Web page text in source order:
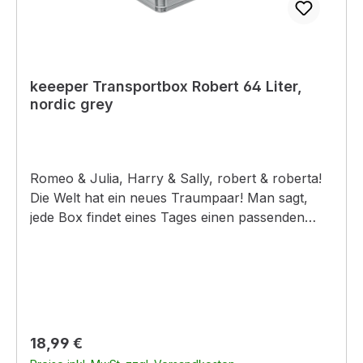
keeeper Transportbox Robert 64 Liter,
nordic grey
Romeo & Julia, Harry & Sally, robert & roberta!
Die Welt hat ein neues Traumpaar! Man sagt,
jede Box findet eines Tages einen passenden
säure-/laugenbeständig. Der Deckel roberta ist
Regulärer Preis:
18,99 €